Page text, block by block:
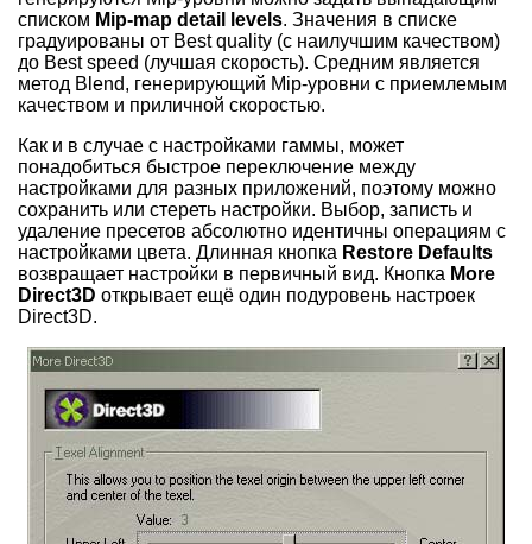
списком Mip-map detail levels. Значения в списке
градуированы от Best quality (с наилучшим качеством)
до Best speed (лучшая скорость). Средним является
метод Blend, генерирующий Mip-уровни с приемлемым
качеством и приличной скоростью.
Как и в случае с настройками гаммы, может
понадобиться быстрое переключение между
настройками для разных приложений, поэтому можно
сохранить или стереть настройки. Выбор, записть и
удаление пресетов абсолютно идентичны операциям с
настройками цвета. Длинная кнопка Restore Defaults
возвращает настройки в первичный вид. Кнопка More
Direct3D открывает ещё один подуровень настроек
Direct3D.